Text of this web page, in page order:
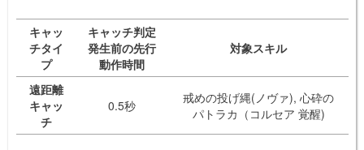
キャッ
チタイ
プ
キャッチ判定
発生前の先行
動作時間
対象スキル
遠距離
キャッ
チ
0.5秒
戒めの投げ縄(ノヴァ), 心砕の
パトラカ（コルセア 覚醒)